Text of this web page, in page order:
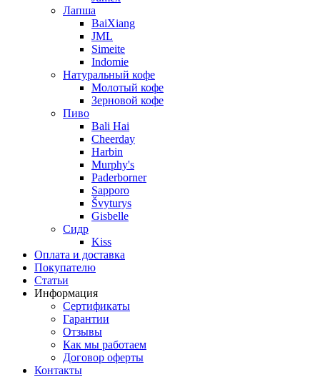
Лапша
BaiXiang
JML
Simeite
Indomie
Натуральный кофе
Молотый кофе
Зерновой кофе
Пиво
Bali Hai
Cheerday
Harbin
Murphy's
Paderborner
Sapporo
Švyturys
Gisbelle
Сидр
Kiss
Оплата и доставка
Покупателю
Статьи
Информация
Сертификаты
Гарантии
Отзывы
Как мы работаем
Договор оферты
Контакты